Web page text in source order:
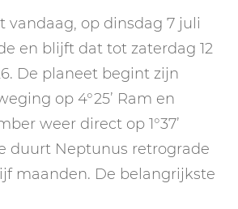
vandaag, op dinsdag 7 juli
en blijft dat tot zaterdag 12
De planeet begint zijn
op 4°25’ Ram en
weer direct op 1°37’
duurt Neptunus retrograde
maanden. De belangrijkste